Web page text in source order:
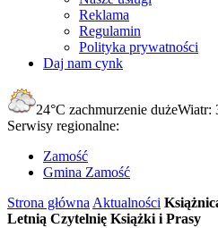
Reklama
Regulamin
Polityka prywatności
Daj nam cynk
24°C zachmurzenie dużeWiatr:
Serwisy regionalne:
Zamość
Gmina Zamość
Strona główna Aktualności
Letnią Czytelnię Książki i Prasy